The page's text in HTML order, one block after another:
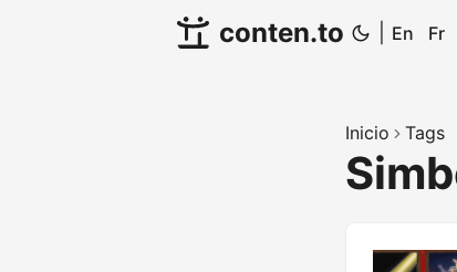
conten.to En Fr
Inicio Tags